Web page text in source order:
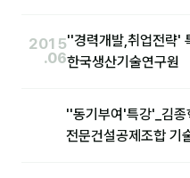
2015
.06
''경력개발,취업전략'
한국생산기술연구원
''동기부여'특강'_김
전문건설공제조합 기